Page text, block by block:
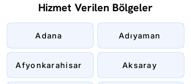
Hizmet Verilen Bölgeler
Adana
Afyonkarahisar
Adıyaman
Aksaray